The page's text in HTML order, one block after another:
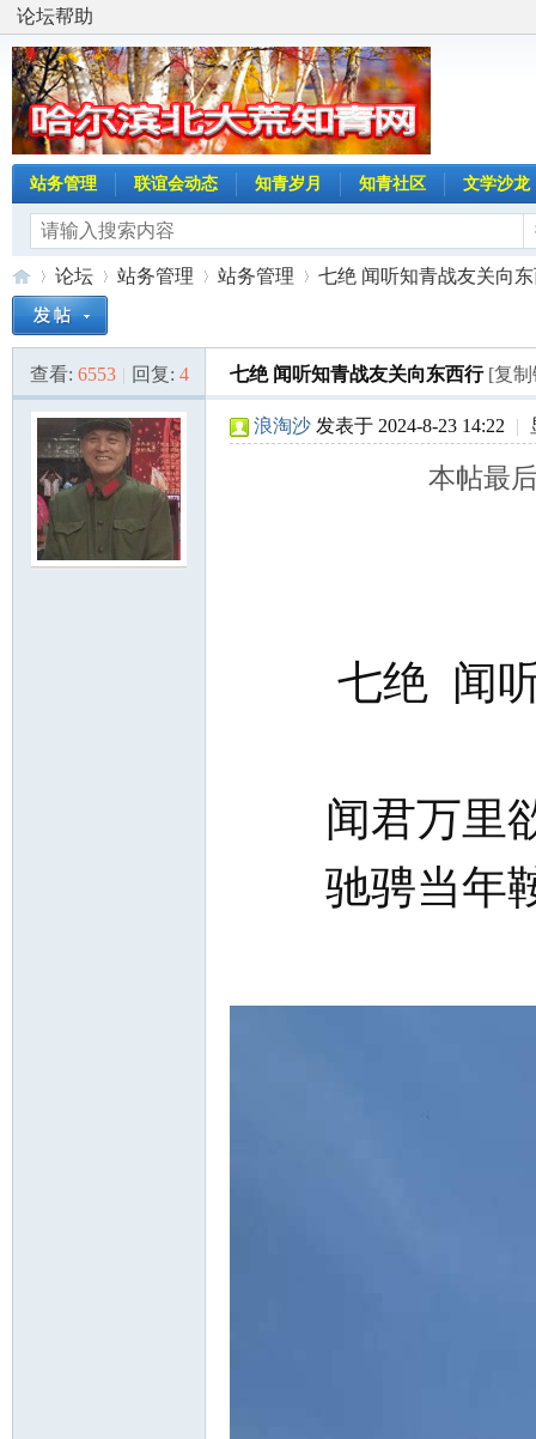
论坛帮助
站务管理 联谊会动态 知青岁月 知青社区 文学沙龙
哈»
论坛
›
站务管理 站务管理
›
七绝 闻听知青战友关向
查看: 6553 | 回复: 4 七绝 闻听知青战友关向东西行 [复
浪淘沙 发表于 2024-8-23 14:22 |
本帖最
七绝 闻听
闻君万里
驰骋当年鞍